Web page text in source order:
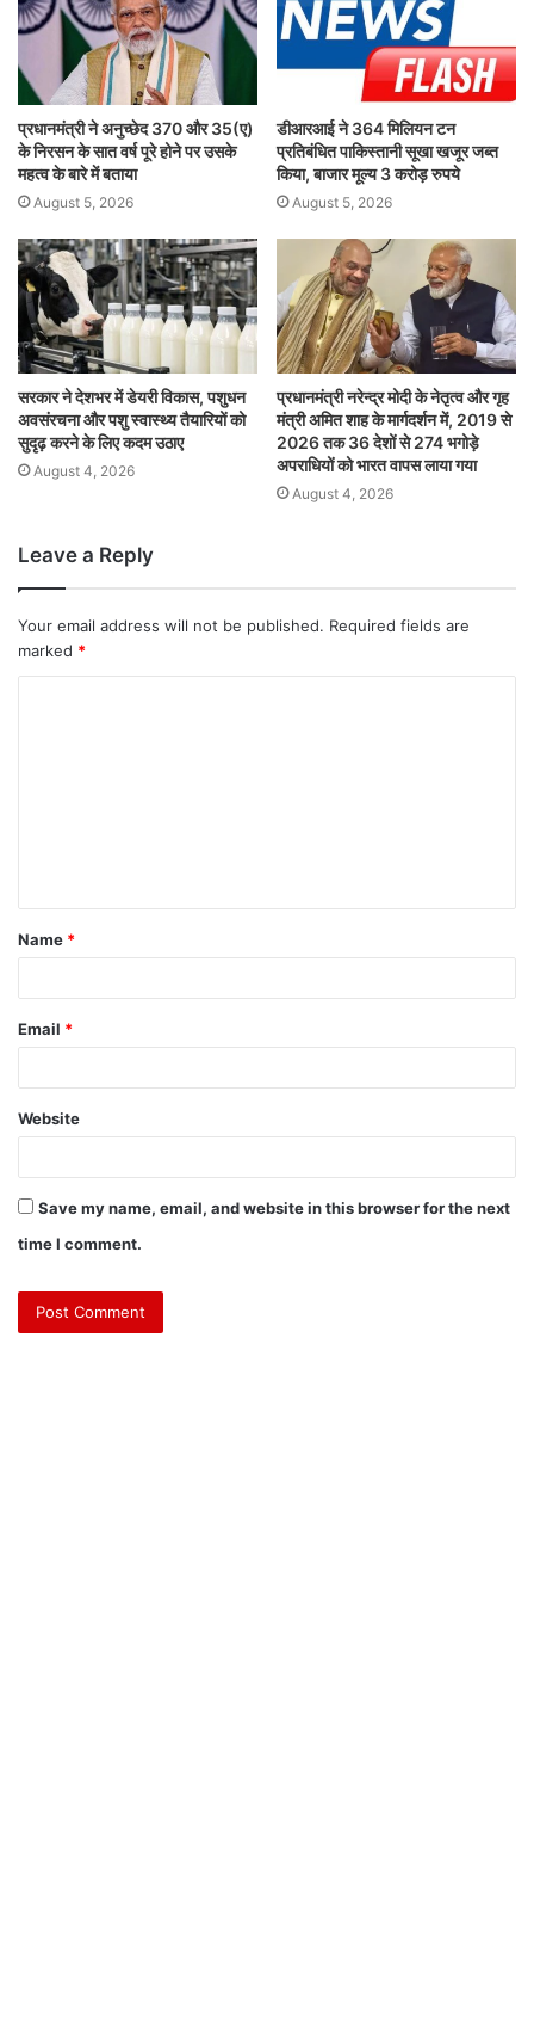
प्रधानमंत्री ने अनुच्छेद 370 और 35(ए)
के निरसन के सात वर्ष पूरे होने पर उसके
महत्व के बारे में बताया
August 5, 2026
डीआरआई ने 364 मिलियन टन
प्रतिबंधित पाकिस्तानी सूखा खजूर जब्त
किया, बाजार मूल्य 3 करोड़ रुपये
August 5, 2026
सरकार ने देशभर में डेयरी विकास, पशुधन
अवसंरचना और पशु स्वास्थ्य तैयारियों को
सुदृढ़ करने के लिए कदम उठाए
August 4, 2026
प्रधानमंत्री नरेन्द्र मोदी के नेतृत्व और गृह
मंत्री अमित शाह के मार्गदर्शन में, 2019 से
2026 तक 36 देशों से 274 भगोड़े
अपराधियों को भारत वापस लाया गया
August 4, 2026
Leave a Reply
Your email address will not be published. Required fields are
marked *
Name *
Email *
Website
Save my name, email, and website in this browser for the next
time I comment.